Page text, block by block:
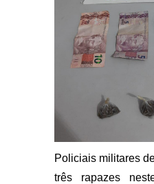
Policiais militares
três rapazes